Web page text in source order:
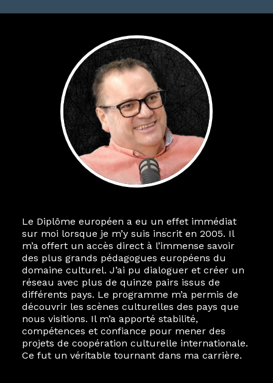
Le Diplôme européen a eu un effet immédiat
sur moi lorsque je m’y suis inscrit en 2005. Il
m’a offert un accès direct à l’immense savoir
des plus grands pédagogues européens du
domaine culturel. J’ai pu dialoguer et créer un
réseau avec plus de quinze pairs issus de
différents pays. Le programme m’a permis de
découvrir les scènes culturelles des pays que
nous visitions. Il m’a apporté stabilité,
compétences et confiance pour mener des
projets de coopération culturelle internationale.
Ce fut un véritable tournant dans ma carrière.